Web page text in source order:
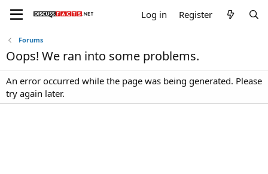
Log in Register
Forums
Oops! We ran into some problems.
An error occurred while the page was being generated. Please
try again later.